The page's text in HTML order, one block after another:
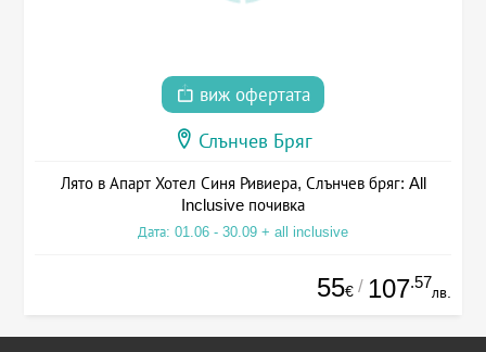
виж офертата
Слънчев Бряг
Лято в Апарт Хотел Синя Ривиера, Слънчев бряг: All
Inclusive почивка
Дата: 01.06 - 30.09 + all inclusive
55€ / 107.57
лв.